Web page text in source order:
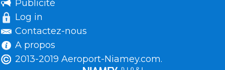
Publicité
Log in
Contactez-nous
A propos
2013-2019 Aeroport-Niamey.com.